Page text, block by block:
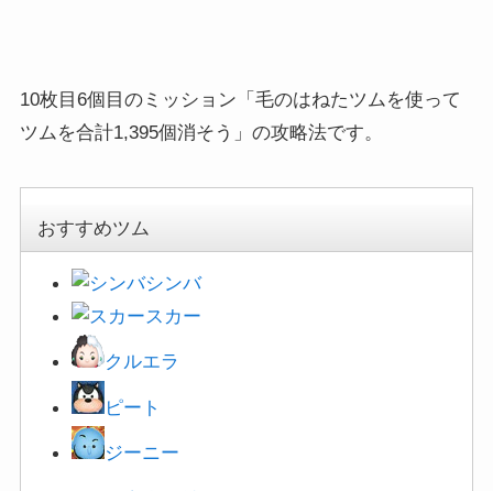
ツムを合計1,395個消そう」の攻略法です。
スカー